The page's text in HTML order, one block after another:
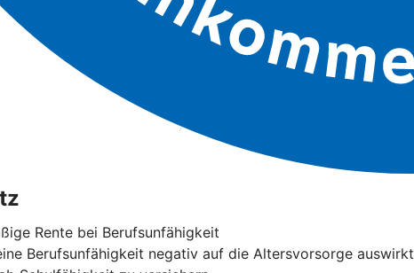
Rente bei Berufsunfähigkeit
Berufsunfähigkeit negativ auf die Altersvorsorge auswirkt